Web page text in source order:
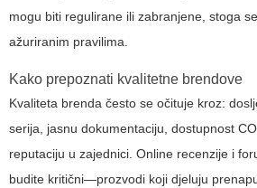
mogu biti regulirane ili zabranjene, stoga
ažuriranim pravilima.
Kako prepoznati kvalitetne brendove
Kvaliteta brenda često se očituje kroz:
serija, jasnu dokumentaciju, dostupnost
reputaciju u zajednici. Online recenzije i
budite kritični—prozvodi koji djeluju